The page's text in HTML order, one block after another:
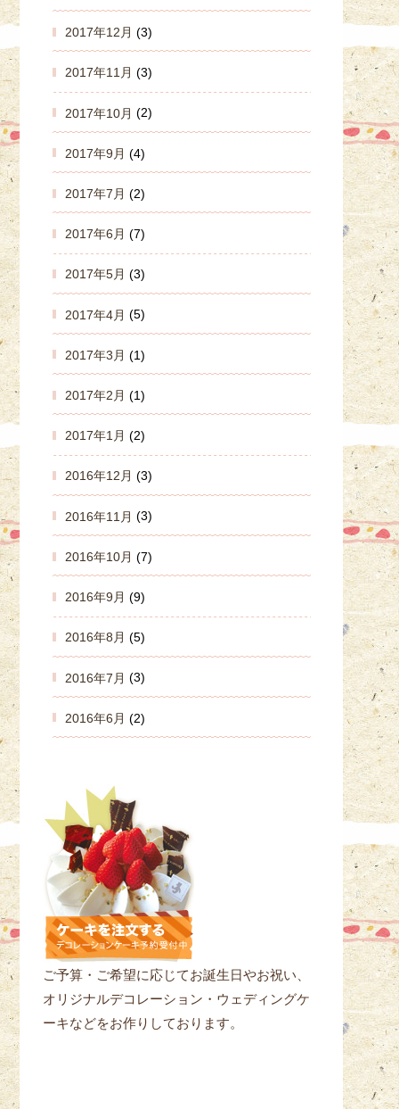
2017年12月 (3)
2017年11月 (3)
2017年10月 (2)
2017年9月 (4)
2017年7月 (2)
2017年6月 (7)
2017年5月 (3)
2017年4月 (5)
2017年3月 (1)
2017年2月 (1)
2017年1月 (2)
2016年12月 (3)
2016年11月 (3)
2016年10月 (7)
2016年9月 (9)
2016年8月 (5)
2016年7月 (3)
2016年6月 (2)
ご予算・ご希望に応じてお誕生日やお祝い、
オリジナルデコレーション・ウェディングケ
ーキなどをお作りしております。